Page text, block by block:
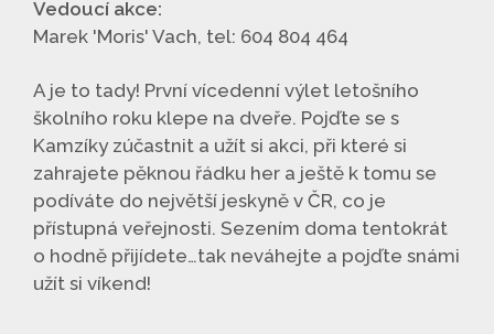
Vedoucí akce:
Marek 'Moris' Vach, tel: 604 804 464
A je to tady! První vícedenní výlet letošního
školního roku klepe na dveře. Pojďte se s
Kamzíky zúčastnit a užít si akci, při které si
zahrajete pěknou řádku her a ještě k tomu se
podíváte do největší jeskyně v ČR, co je
přístupná veřejnosti. Sezením doma tentokrát
o hodně přijídete…tak neváhejte a pojďte snámi
užít si víkend!